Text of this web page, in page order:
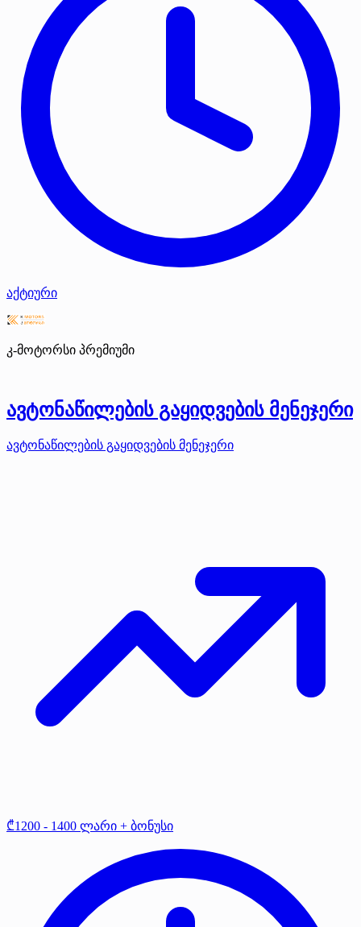
აქტიური
კ-მოტორსი პრემიუმი
ავტონაწილების გაყიდვების მენეჯერი
ავტონაწილების გაყიდვების მენეჯერი
₾1200 - 1400 ლარი + ბონუსი